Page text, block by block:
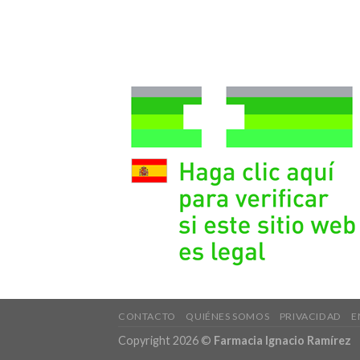
CONTACTO QUIÉNES SOMOS PRIVACIDAD
Copyright 2026 © Farmacia Ignacio Ramírez